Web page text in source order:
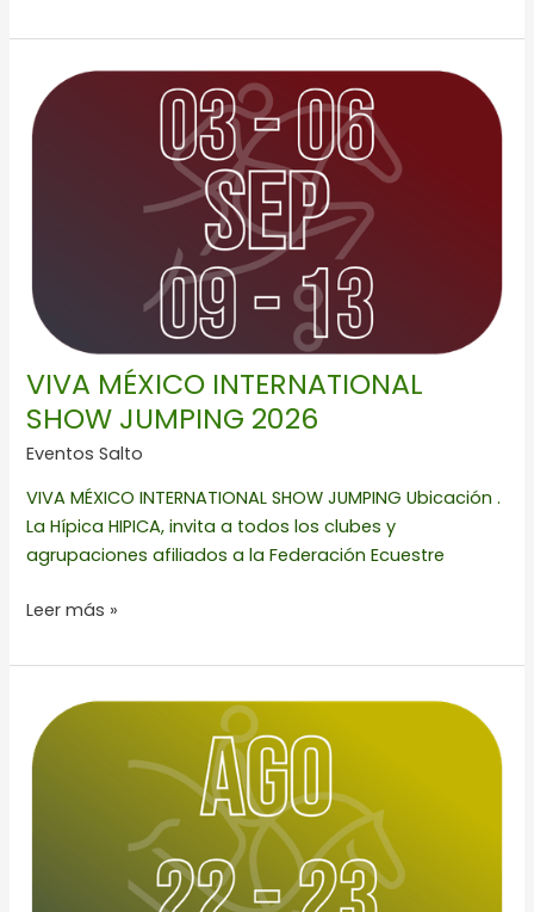
VIVA MÉXICO INTERNATIONAL
SHOW JUMPING 2026
Eventos Salto
VIVA MÉXICO INTERNATIONAL SHOW JUMPING Ubicación .
La Hípica HIPICA, invita a todos los clubes y
agrupaciones afiliados a la Federación Ecuestre
MÉXICO
INTERNATIONAL
SHOW
Leer más »
CESA
CHOLULA
2026